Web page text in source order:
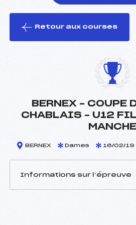
le ski
Retour aux courses
BERNEX – COUPE
CHABLAIS – U12
MANCHE
BERNEX Dames 16/02/19
Informations sur l’épreuve